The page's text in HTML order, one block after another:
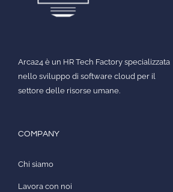
Arca24 è un HR Tech Factory specializzata
nello sviluppo di software cloud per il
settore delle risorse umane.
COMPANY
Chi siamo
Lavora con noi